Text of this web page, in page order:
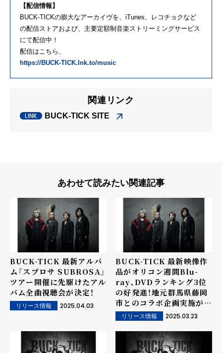
【配信情報】
BUCK-TICKの膨大なアーカイヴを、iTunes、レコチョクなど
の配信ストアおよび、主要定額制音楽ストリーミングサービス
にて配信中！
配信はこちら、
https://BUCK-TICK.lnk.to/music
関連リンク
BUCK-TICK SITE
あわせて読みたい関連記事
BUCK-TICK 最新アルバ
ム『スブロサ SUBROSA』
ツアー開催に先駆けたアル
バム全曲視聴会が決定！
リリース情報 2025.04.03
BUCK-TICK 最新映像作
品がオリコン週間Blu-
ray、DVDランキング3位
の好発進！地元群馬県藤岡
市とのコラボ企画実施が決
定！リリース情報 2025.03.23